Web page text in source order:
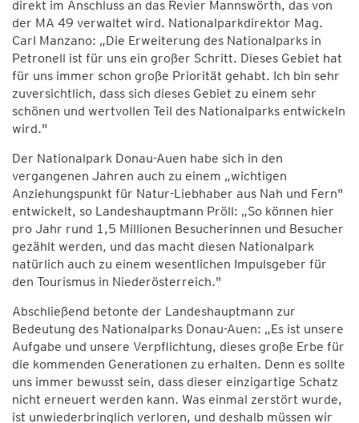
direkt im Anschluss an das Revier Mannswörth, das von
der MA 49 verwaltet wird. Nationalparkdirektor Mag.
Carl Manzano: „Die Erweiterung des Nationalparks in
Petronell ist für uns ein großer Schritt. Dieses Gebiet hat
für uns immer schon große Priorität gehabt. Ich bin sehr
zuversichtlich, dass sich dieses Gebiet zu einem sehr
schönen und wertvollen Teil des Nationalparks entwickeln
wird."
Der Nationalpark Donau-Auen habe sich in den
vergangenen Jahren auch zu einem „wichtigen
Anziehungspunkt für Natur-Liebhaber aus Nah und Fern"
entwickelt, so Landeshauptmann Pröll: „So können hier
pro Jahr rund 1,5 Millionen Besucherinnen und Besucher
gezählt werden, und das macht diesen Nationalpark
natürlich auch zu einem wesentlichen Impulsgeber für
den Tourismus in Niederösterreich."
Abschließend betonte der Landeshauptmann zur
Bedeutung des Nationalparks Donau-Auen: „Es ist unsere
Aufgabe und unsere Verpflichtung, dieses große Erbe für
die kommenden Generationen zu erhalten. Denn es sollte
uns immer bewusst sein, dass dieser einzigartige Schatz
nicht erneuert werden kann. Was einmal zerstört wurde,
ist unwiederbringlich verloren, und deshalb müssen wir